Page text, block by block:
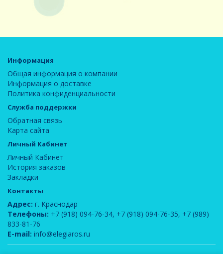
Информация
Общая информация о компании
Информация о доставке
Политика конфиденциальности
Служба поддержки
Обратная связь
Карта сайта
Личный Кабинет
Личный Кабинет
История заказов
Закладки
Контакты
Адрес: г. Краснодар
Телефоны: +7 (918) 094-76-34, +7 (918) 094-76-35, +7 (989)
833-81-76
E-mail: info@elegiaros.ru